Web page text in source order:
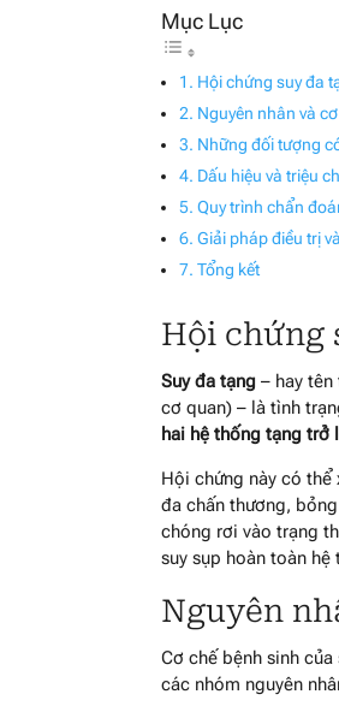
Hội chứng suy đa
Nguyên nhân và
Những đối tượng
Dấu hiệu và triệu
Quy trình chẩn
Giải pháp điều trị
Tổng kết
Hội chứng
Suy đa tạng – hay
cơ quan) – là tình
hai hệ thống tạng trở
Hội chứng này có thể
đa chấn thương,
chóng rơi vào trạng
suy sụp hoàn toàn
Nguyên
Cơ chế bệnh sinh
các nhóm nguyên